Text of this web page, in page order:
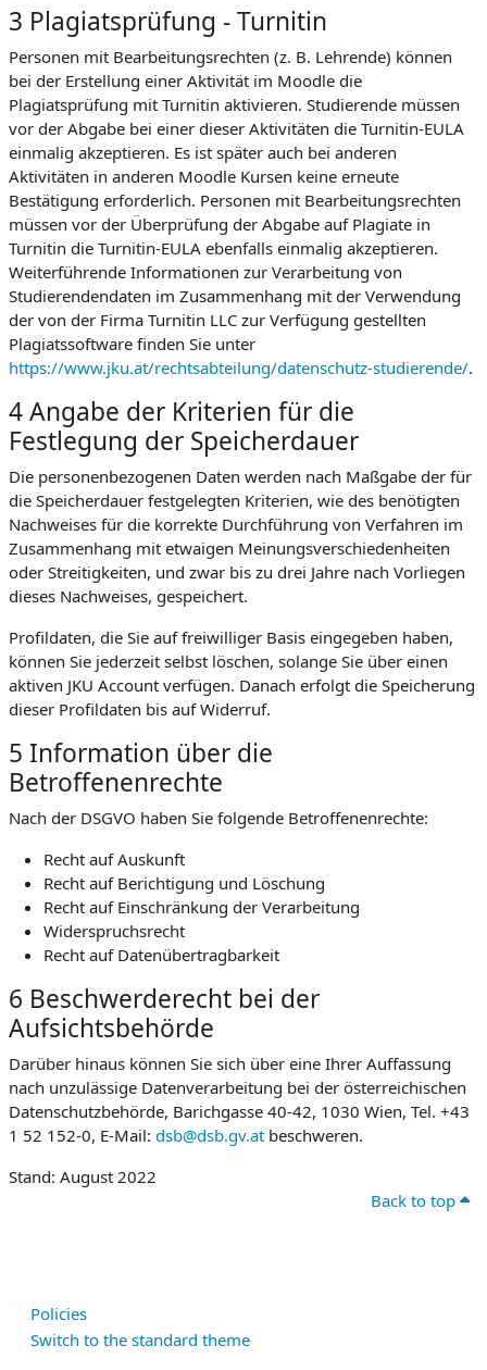
3 Plagiatsprüfung - Turnitin
Personen mit Bearbeitungsrechten (z. B. Lehrende) können
bei der Erstellung einer Aktivität im Moodle die
Plagiatsprüfung mit Turnitin aktivieren. Studierende müssen
vor der Abgabe bei einer dieser Aktivitäten die Turnitin-EULA
einmalig akzeptieren. Es ist später auch bei anderen
Aktivitäten in anderen Moodle Kursen keine erneute
Bestätigung erforderlich. Personen mit Bearbeitungsrechten
müssen vor der Überprüfung der Abgabe auf Plagiate in
Turnitin die Turnitin-EULA ebenfalls einmalig akzeptieren.
Weiterführende Informationen zur Verarbeitung von
Studierendendaten im Zusammenhang mit der Verwendung
der von der Firma Turnitin LLC zur Verfügung gestellten
Plagiatssoftware finden Sie unter
https://www.jku.at/rechtsabteilung/datenschutz-studierende/.
4 Angabe der Kriterien für die
Festlegung der Speicherdauer
Die personenbezogenen Daten werden nach Maßgabe der für
die Speicherdauer festgelegten Kriterien, wie des benötigten
Nachweises für die korrekte Durchführung von Verfahren im
Zusammenhang mit etwaigen Meinungsverschiedenheiten
oder Streitigkeiten, und zwar bis zu drei Jahre nach Vorliegen
dieses Nachweises, gespeichert.
Profildaten, die Sie auf freiwilliger Basis eingegeben haben,
können Sie jederzeit selbst löschen, solange Sie über einen
aktiven JKU Account verfügen. Danach erfolgt die Speicherung
dieser Profildaten bis auf Widerruf.
5 Information über die
Betroffenenrechte
Nach der DSGVO haben Sie folgende Betroffenenrechte:
Recht auf Auskunft
Recht auf Berichtigung und Löschung
Recht auf Einschränkung der Verarbeitung
Widerspruchsrecht
Recht auf Datenübertragbarkeit
6 Beschwerderecht bei der
Aufsichtsbehörde
Darüber hinaus können Sie sich über eine Ihrer Auffassung
nach unzulässige Datenverarbeitung bei der österreichischen
Datenschutzbehörde, Barichgasse 40-42, 1030 Wien, Tel. +43
1 52 152-0, E-Mail: dsb@dsb.gv.at beschweren.
Stand: August 2022
Back to top
Policies
Switch to the standard theme